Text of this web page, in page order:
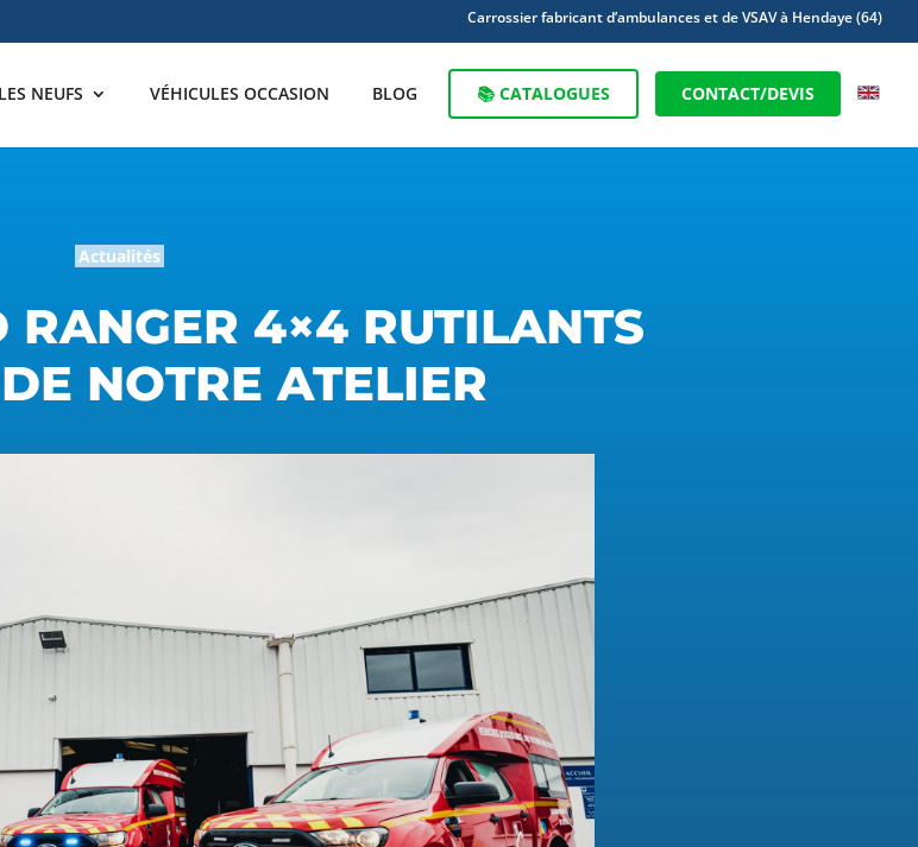
Carrossier fabricant d’ambulances et de VSAV à Hendaye (64)
NEUFS VÉHICULES OCCASION BLOG 📚 CATALOGUES CONTACT/DEVIS
Actualités
RANGER 4×4 RUTILANTS
NOTRE ATELIER